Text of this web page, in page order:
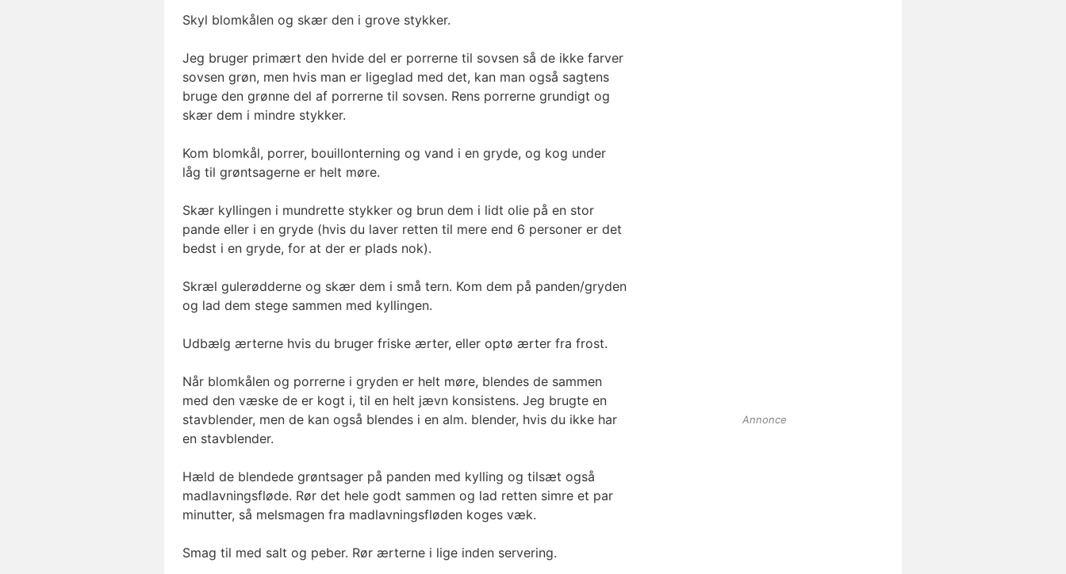
Skyl blomkålen og skær den i grove stykker.
Jeg bruger primært den hvide del er porrerne til sovsen så de ikke farver
sovsen grøn, men hvis man er ligeglad med det, kan man også sagtens
bruge den grønne del af porrerne til sovsen. Rens porrerne grundigt og
skær dem i mindre stykker.
Kom blomkål, porrer, bouillonterning og vand i en gryde, og kog under
låg til grøntsagerne er helt møre.
Skær kyllingen i mundrette stykker og brun dem i lidt olie på en stor
pande eller i en gryde (hvis du laver retten til mere end 6 personer er det
bedst i en gryde, for at der er plads nok).
Skræl gulerødderne og skær dem i små tern. Kom dem på panden/gryden
og lad dem stege sammen med kyllingen.
Udbælg ærterne hvis du bruger friske ærter, eller optø ærter fra frost.
Når blomkålen og porrerne i gryden er helt møre, blendes de sammen
med den væske de er kogt i, til en helt jævn konsistens. Jeg brugte en
stavblender, men de kan også blendes i en alm. blender, hvis du ikke har
en stavblender.
Hæld de blendede grøntsager på panden med kylling og tilsæt også
madlavningsfløde. Rør det hele godt sammen og lad retten simre et par
minutter, så melsmagen fra madlavningsfløden koges væk.
Smag til med salt og peber. Rør ærterne i lige inden servering.
Annonce